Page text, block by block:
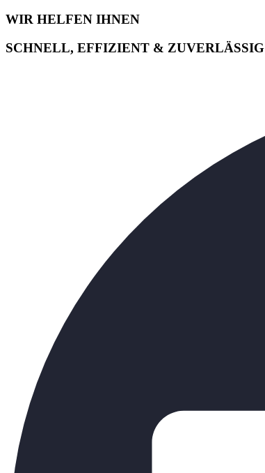
WIR HELFEN IHNEN
SCHNELL, EFFIZIENT & ZUVERLÄSSIG